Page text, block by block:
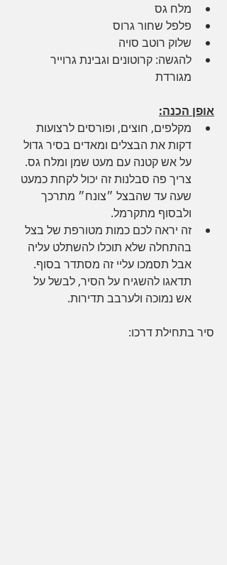
מלח גס
פלפל שחור גרוס
שלוק רוטב סויה
להגשה: קרוטונים וגבינת גרוייר
מגורדת
אופן הכנה:
מקלפים, חוצים, ופורסים לרצועות
דקות את הבצלים ומאדים בסיר גדול
על אש קטנה עם מעט שמן ומלח גס.
צריך פה סבלנות זה יכול לקחת כמעט
שעה עד שהבצל ״צונח״ מתרכך
ולבסוף מתקרמל.
זה יראה לכם כמות מטורפת של בצל
בהתחלה שלא תוכלו להשתלט עליה
אבל תסמכו עליי זה מסתדר בסוף.
תדאגו להשגיח על הסיר, לבשל על
אש נמוכה ולערבב תדירות.
סיר בתחילת דרכו: